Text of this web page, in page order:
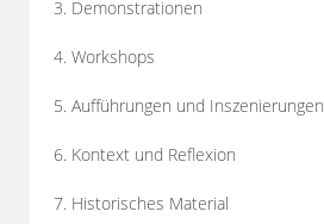
3. Demonstrationen
4. Workshops
5. Aufführungen und Inszenierungen
6. Kontext und Reflexion
7. Historisches Material